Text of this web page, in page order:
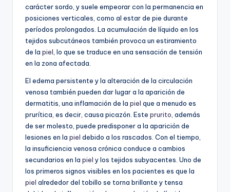
carácter sordo, y suele empeorar con la permanencia en
posiciones verticales, como al estar de pie durante
períodos prolongados. La acumulación de líquido en los
tejidos subcutáneos también provoca un estiramiento
de la piel , lo que se traduce en una sensación de tensión
en la zona afectada.
El edema persistente y la alteración de la circulación
venosa también pueden dar lugar a la aparición de
dermatitis, una inflamación de la piel que a menudo es
prurítica, es decir, causa picazón. Este prurito , además
de ser molesto, puede predisponer a la aparición de
lesiones en la piel debido a los rascados. Con el tiempo,
la insuficiencia venosa crónica conduce a cambios
secundarios en la piel y los tejidos subyacentes. Uno de
los primeros signos visibles en los pacientes es que la
piel alrededor del tobillo se torna brillante y tensa